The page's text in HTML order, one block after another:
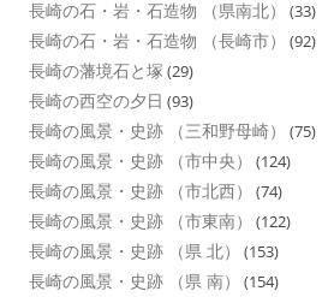
長崎の石・岩・石造物 （県南北） (33)
長崎の石・岩・石造物 （長崎市） (92)
長崎の藩境石と塚 (29)
長崎の西空の夕日 (93)
長崎の風景・史跡 （三和野母崎） (75)
長崎の風景・史跡 （市中央） (124)
長崎の風景・史跡 （市北西） (74)
長崎の風景・史跡 （市東南） (122)
長崎の風景・史跡 （県 北） (153)
長崎の風景・史跡 （県 南） (154)